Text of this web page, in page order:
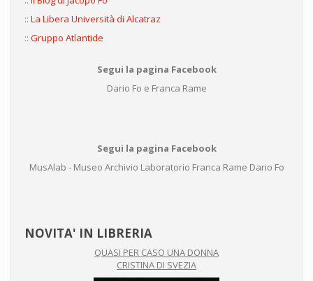
:: La Libera Università di Alcatraz
:: Gruppo Atlantide
Segui la pagina Facebook
Dario Fo e Franca Rame
Segui la pagina Facebook
MusAlab - Museo Archivio Laboratorio Franca Rame Dario Fo
NOVITA' IN LIBRERIA
QUASI PER CASO UNA DONNA
CRISTINA DI SVEZIA